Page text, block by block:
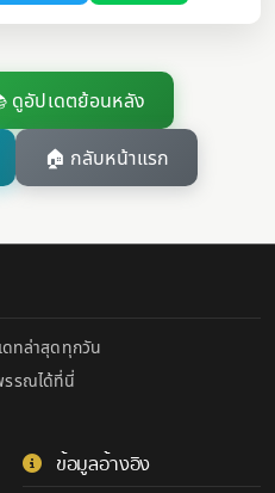
ดูอัปเดตย้อนหลัง
🏠 กลับหน้าแรก
ดทล่าสุดทุกวัน
รรณได้ที่นี่
ข้อมูลอ้างอิง